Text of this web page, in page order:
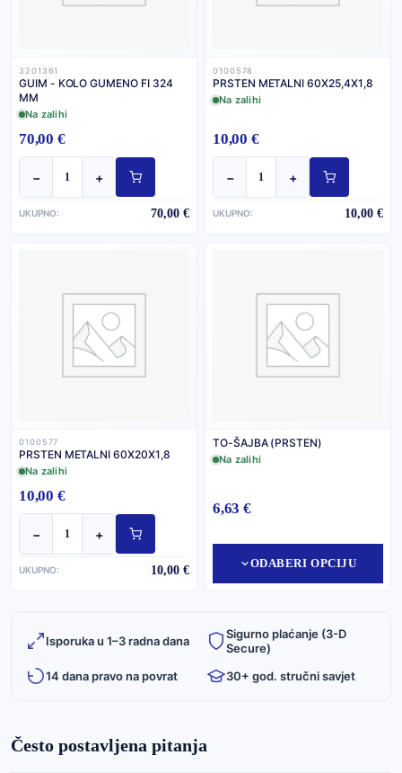
3201361
GUIM - KOLO GUMENO FI 324
MM
Na zalihi
70,00 €
− +
UKUPNO: 70,00 €
0100578
PRSTEN METALNI 60X25,4X1,8
Na zalihi
10,00 €
− +
UKUPNO: 10,00 €
0100577
PRSTEN METALNI 60X20X1,8
Na zalihi
10,00 €
− +
UKUPNO: 10,00 €
TO-ŠAJBA (PRSTEN)
Na zalihi
6,63 €
ODABERI OPCIJU
Isporuka u 1–3 radna dana
Sigurno plaćanje (3-D
Secure)
14 dana pravo na povrat
30+ god. stručni savjet
Često postavljena pitanja